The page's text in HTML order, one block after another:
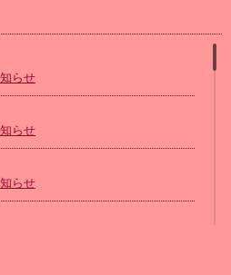
らせ
らせ
らせ